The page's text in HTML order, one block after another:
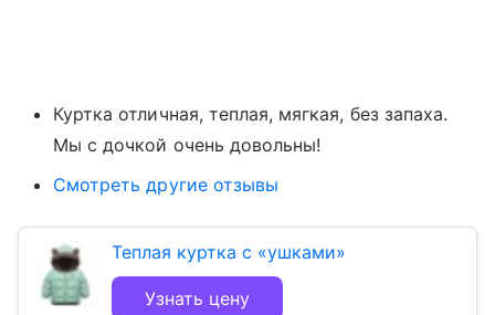
Куртка отличная, теплая, мягкая, без запаха.
Мы с дочкой очень довольны!
Смотреть другие отзывы
Теплая куртка с «ушками»
Узнать цену